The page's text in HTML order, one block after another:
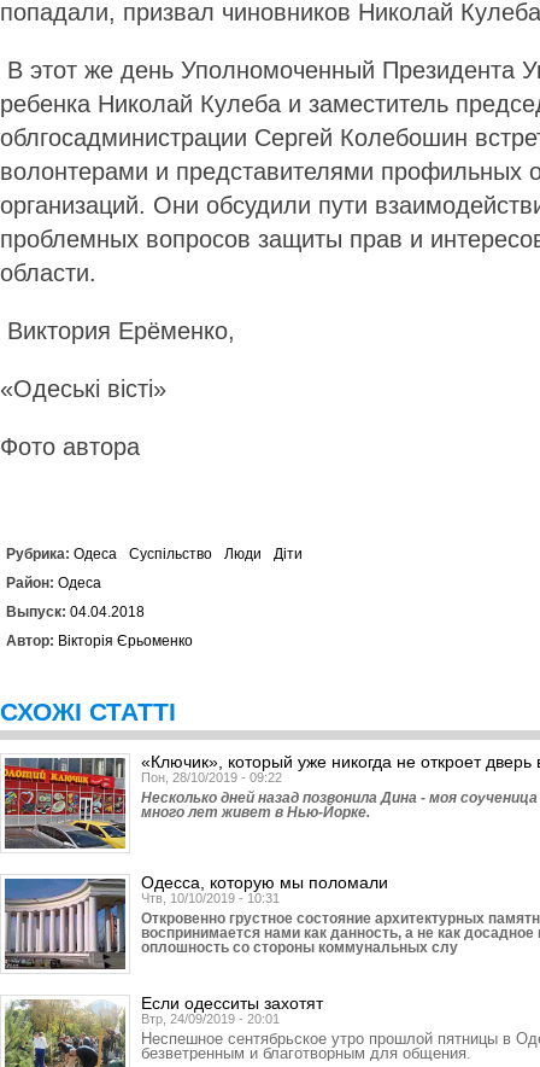
попадали, призвал чиновников Николай
В этот же день Уполно­мо­ченный Президента
ребенка Николай Кулеба и заместитель
облгосадминистрации Сергей Колебошин
волонтерами и представителями профильных
организаций. Они обсудили пути
проблемных вопросов защиты прав и
области.
Виктория Ерёменко,
«Одеські вісті»
Фото автора
Рубрика: Одеса Суспільство Люди
Діти
Район: Одеса
Выпуск: 04.04.2018
Автор: Вікторія Єрьоменко
СХОЖІ СТАТТІ
«Ключик», который уже никогда не откроет дверь
Пон, 28/10/2019 - 09:22
Несколько дней назад позвонила Дина - моя
много лет живет в Нью-Йорке.
Одесса, которую мы поломали
Чтв, 10/10/2019 - 10:31
Откровенно грустное состояние архитектурных
воспринимается нами как данность, а не как
оплошность со стороны коммунальных слу
Если одесситы захотят
Втр, 24/09/2019 - 20:01
Неспешное сентябрьское утро прошлой пятницы в
безветренным и благотворным для общения.